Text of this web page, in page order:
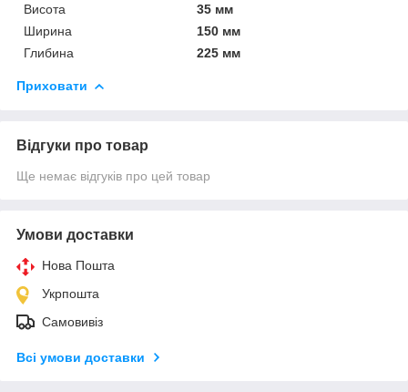
Висота
35 мм
Ширина
150 мм
Глибина
225 мм
Приховати
Відгуки про товар
Ще немає відгуків про цей товар
Умови доставки
Нова Пошта
Укрпошта
Самовивіз
Всі умови доставки